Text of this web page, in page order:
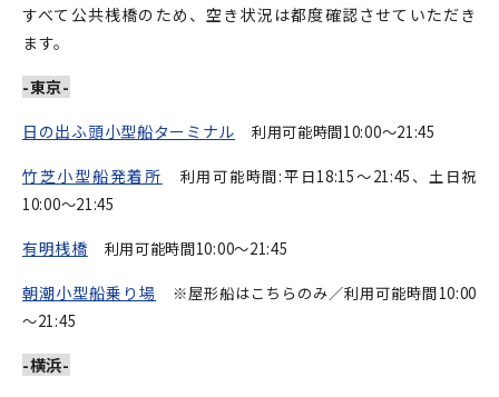
すべて公共桟橋のため、空き状況は都度確認させていただき
ます。
-東京-
日の出ふ頭小型船ターミナル
利用可能時間10:00～21:45
竹芝小型船発着所
利用可能時間:平日18:15～21:45、土日祝
10:00～21:45
有明桟橋 利用可能時間10:00～21:45
朝潮小型船乗り場
※屋形船はこちらのみ／利用可能時間10:00
～21:45
-横浜-